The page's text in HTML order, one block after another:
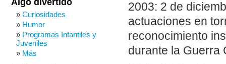
2003: 2 de
actuaciones en
reconocimiento
durante la Guerra
Algo divertido
Curiosidades
Humor
Programas Infantiles y
Juveniles
Más